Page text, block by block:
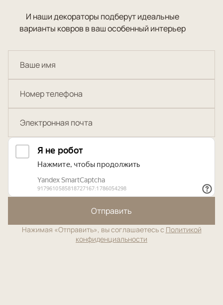
И наши декораторы подберут идеальные
варианты ковров в ваш особенный интерьер
Отправить
Нажимая «Отправить», вы соглашаетесь с Политикой
конфиденциальности